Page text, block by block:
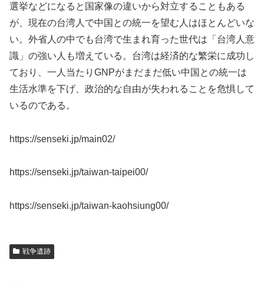
選挙などになると国家像の違いから対立することもある
が、現在の台湾人で中国との統一を望む人はほとんどいな
い。外省人の中でも台湾で生まれ育った世代は「台湾人意
識」の強い人も増えている。台湾は経済的な繁栄に成功し
ており、一人当たりGNPがまだまだ低い中国との統一は
生活水準を下げ、政治的な自由が失われることを危惧して
いるのである。
https://senseki.jp/main02/
https://senseki.jp/taiwan-taipei00/
https://senseki.jp/taiwan-kaohsiung00/
戦争遺跡